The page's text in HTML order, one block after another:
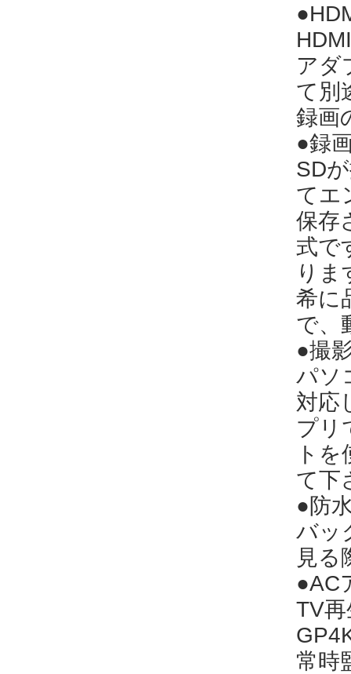
アダ
て別
録画
●録
SD
てエ
保存
式で
りま
希に
で、
●撮
パソ
対応
プリ
ト
て下
●防
バッ
見る
●AC
TV
常時